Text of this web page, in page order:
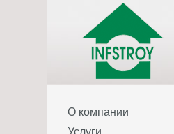
О компании
Услуги